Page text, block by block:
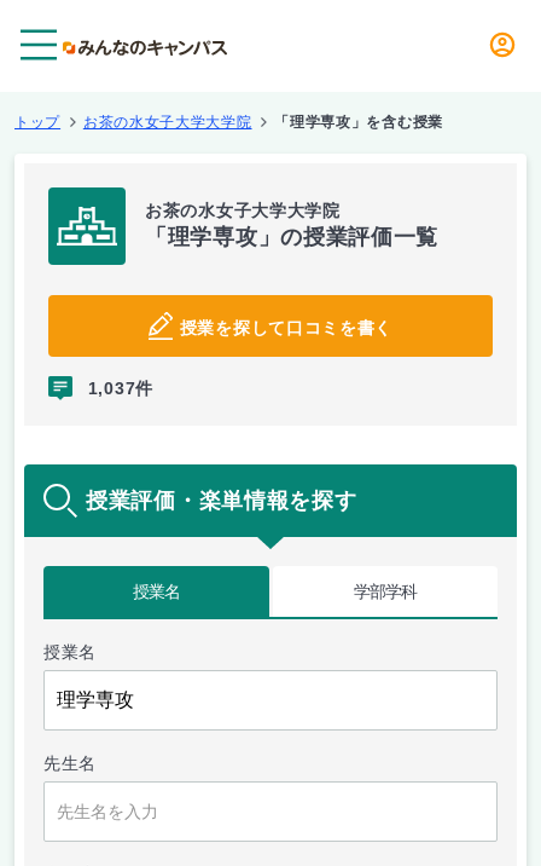
トップ お茶の水女子大学大学院 「理学専攻」を含む授業
お茶の水女子大学大学院
「理学専攻」の授業評価一覧
授業を探して口コミを書く
1,037件
授業評価・楽単情報を探す
授業名 学部学科
授業名
先生名